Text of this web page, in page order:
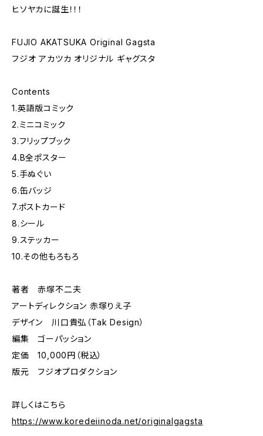
ヒソヤカに誕生！！！
FUJIO AKATSUKA Original Gagsta
フジオ アカツカ オリジナル ギャグスタ
Contents
1.英語版コミック
2.ミニコミック
3.フリップブック
4.B全ポスター
5.手ぬぐい
6.缶バッジ
7.ポストカード
8.シール
9.ステッカー
10.その他もろもろ
著者 赤塚不二夫
アートディレクション 赤塚りえ子
デザイン 川口貴弘（Tak Design）
編集 ゴーパッション
定価 10,000円（税込）
版元 フジオプロダクション
詳しくはこちら
https://www.koredeiinoda.net/originalgagsta